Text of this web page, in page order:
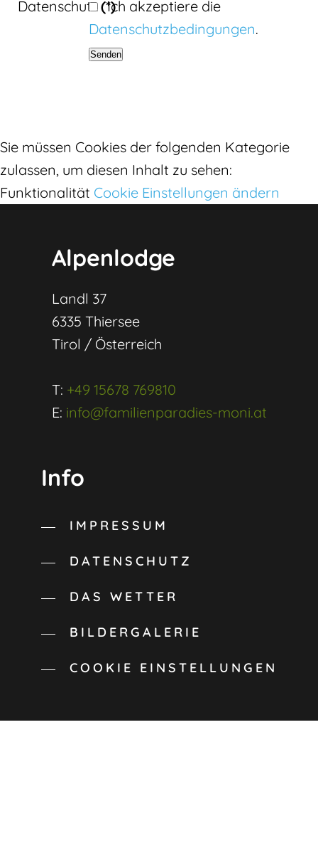
Datenschutz(*)Ich akzeptiere die
Datenschutzbedingungen.
Senden
Sie müssen Cookies der folgenden Kategorie
zulassen, um diesen Inhalt zu sehen:
Funktionalität Cookie Einstellungen ändern
Alpenlodge
Landl 37
6335 Thiersee
Tirol / Österreich
T: +49 15678 769810
E: info@familienparadies-moni.at
Info
IMPRESSUM
DATENSCHUTZ
DAS WETTER
BILDERGALERIE
COOKIE EINSTELLUNGEN